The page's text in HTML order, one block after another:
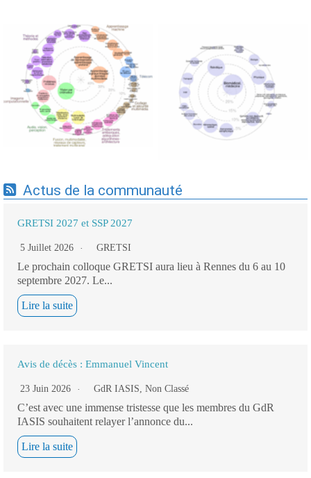
Expertises du GdR -
cartographie par Axes -
19/09/2025
Expertises du GdR -
cartographie par mots-clés
applicatifs - 19/09/2025
Actus de la communauté
GRETSI 2027 et SSP 2027
5 Juillet 2026 GRETSI
Le prochain colloque GRETSI aura lieu à Rennes du 6 au 10
septembre 2027. Le...
Lire la suite
Avis de décès : Emmanuel Vincent
23 Juin 2026 GdR IASIS, Non Classé
C’est avec une immense tristesse que les membres du GdR
IASIS souhaitent relayer l’annonce du...
Lire la suite